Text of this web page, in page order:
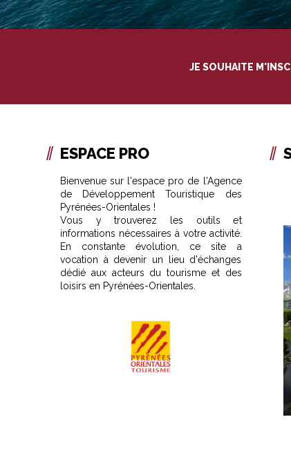
JE SOUHAITE
ESPACE PRO
Bienvenue sur l'espace pro de l'Agence
de Développement Touristique des
Pyrénées-Orientales !
Vous y trouverez les outils et
informations nécessaires à votre activité.
En constante évolution, ce site a
vocation à devenir un lieu d'échanges
dédié aux acteurs du tourisme et des
loisirs en Pyrénées-Orientales.